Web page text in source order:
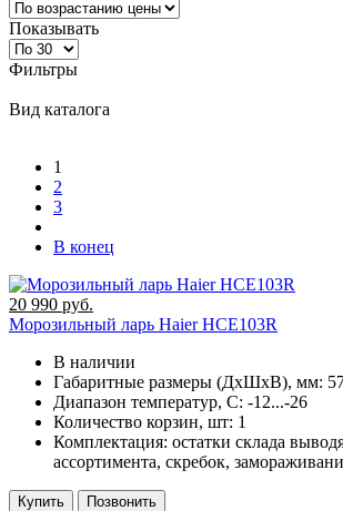
Показывать
Фильтры
Вид каталога
1
2
3
В конец
20 990 руб.
Морозильный ларь Haier HCE103R
В наличии
Габаритные размеры (ДхШхВ), мм:
Диапазон температур, C: -12...-26
Количество корзин, шт: 1
Комплектация: остатки склада
ассортимента, скребок,
Купить Позвонить